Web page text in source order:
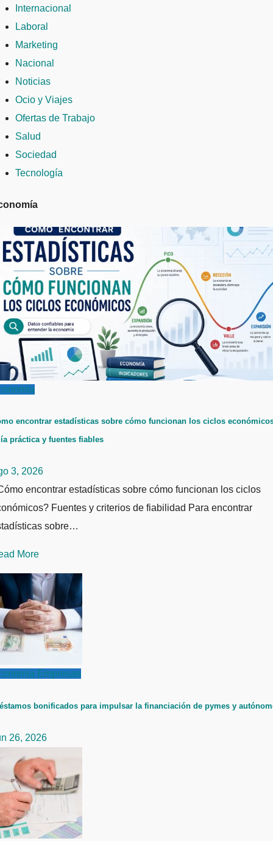
Internacional
Laboral
Marketing
Nacional
Noticias
Ocio y Viajes
Ofertas de Trabajo
Salud
Sociedad
Tecnología
encontrar estadísticas sobre cómo funcionan los ciclos
práctica y fuentes fiables
3, 2026
encontrar estadísticas sobre cómo funcionan los ciclos
Fuentes y criterios de fiabilidad Para encontrar
sobre…
More
Empresas
bonificados para impulsar la financiación de pymes y
26, 2026